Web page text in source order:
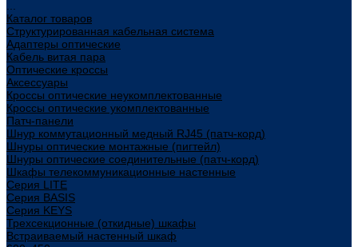
Каталог товаров
Структурированная кабельная система
Адаптеры оптические
Кабель витая пара
Оптические кроссы
Аксессуары
Кроссы оптические неукомплектованные
Кроссы оптические укомплектованные
Патч-панели
Шнур коммутационный медный RJ45 (патч-корд)
Шнуры оптические монтажные (пигтейл)
Шнуры оптические соединительные (патч-корд)
Шкафы телекоммуникационные настенные
Cерия LITE
Cерия BASIS
Cерия KEYS
Трехсекционные (откидные) шкафы
Встраиваемый настенный шкаф